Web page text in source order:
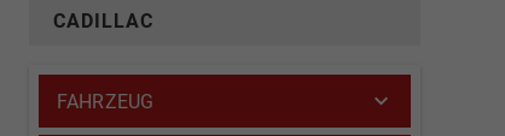
CADILLAC
FAHRZEUG